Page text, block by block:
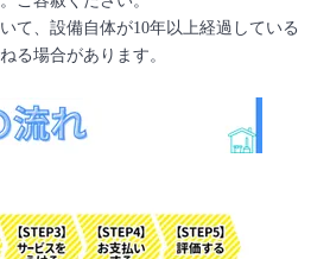
て、設備自体が10年以上経過している
る場合があります。